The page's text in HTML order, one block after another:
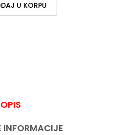
U KORPU
OPIS
INFORMACIJE